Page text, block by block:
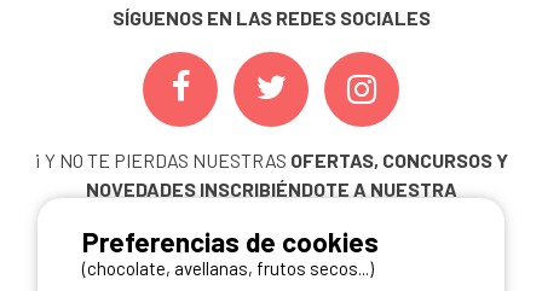
SÍGUENOS EN LAS REDES SOCIALES
¡ Y NO TE PIERDAS NUESTRAS OFERTAS, CONCURSOS Y
NOVEDADES INSCRIBIÉNDOTE A NUESTRA
ME INSCRIBO
Preferencias de cookies
(chocolate, avellanas, frutos secos...)